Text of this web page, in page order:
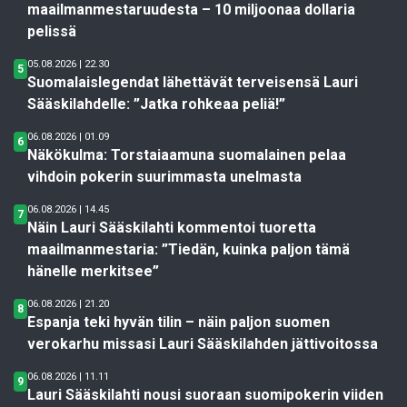
maailmanmestaruudesta – 10 miljoonaa dollaria
pelissä
5 05.08.2026 | 22.30
Suomalaislegendat lähettävät terveisensä Lauri
Sääskilahdelle: ”Jatka rohkeaa peliä!”
6 06.08.2026 | 01.09
Näkökulma: Torstaiaamuna suomalainen pelaa
vihdoin pokerin suurimmasta unelmasta
7 06.08.2026 | 14.45
Näin Lauri Sääskilahti kommentoi tuoretta
maailmanmestaria: ”Tiedän, kuinka paljon tämä
hänelle merkitsee”
8 06.08.2026 | 21.20
Espanja teki hyvän tilin – näin paljon suomen
verokarhu missasi Lauri Sääskilahden jättivoitossa
9 06.08.2026 | 11.11
Lauri Sääskilahti nousi suoraan suomipokerin viiden